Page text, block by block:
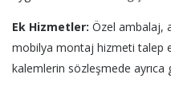
Ek Hizmetler: Özel ambalaj,
mobilya montaj hizmeti talep
kalemlerin sözleşmede